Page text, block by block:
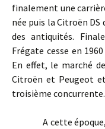
finalement une
née puis la Citroën
des antiquités.
Frégate cesse en
En effet, le marché
Citroën et Peugeot
troisième concurrente.
A cette époque,